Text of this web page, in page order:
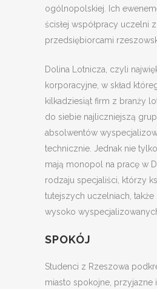
ogólnopolskiej. Ich
ścisłej współpracy uczelni z
przedsiębiorcami
Dolina Lotnicza, czyli
korporacyjne, w skład
kilkadziesiąt firm z branży
do siebie najliczniejszą
absolwentów
technicznie. Jednak nie
mają monopol na pracę w
rodzaju specjaliści, którzy
tutejszych uczelniach, także
wysoko
SPOKÓJ
Studenci z Rzeszowa
miasto spokojne, przyjazne